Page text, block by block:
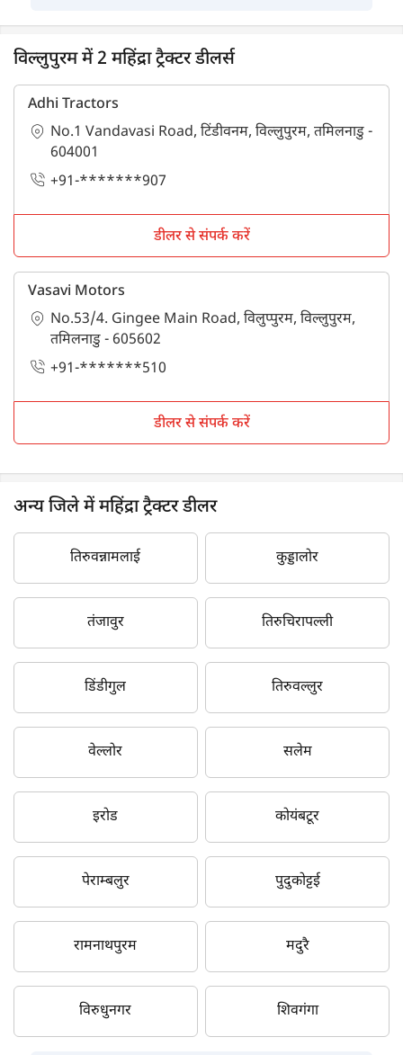
विल्लुपुरम में 2 महिंद्रा ट्रैक्टर डीलर्स
Adhi Tractors
No.1 Vandavasi Road, टिंडीवनम, विल्लुपुरम, तमिलनाडु -
604001
+91-*******907
डीलर से संपर्क करें
Vasavi Motors
No.53/4. Gingee Main Road, विलुप्पुरम, विल्लुपुरम,
तमिलनाडु - 605602
+91-*******510
डीलर से संपर्क करें
अन्य जिले में महिंद्रा ट्रैक्टर डीलर
तिरुवन्नामलाई कुड्डालोर
तंजावुर तिरुचिरापल्ली
डिंडीगुल तिरुवल्लुर
वेल्लोर सलेम
इरोड कोयंबटूर
पेराम्बलुर पुदुकोट्टई
रामनाथपुरम मदुरै
विरुधुनगर शिवगंगा